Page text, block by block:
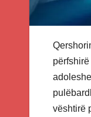
vështirë